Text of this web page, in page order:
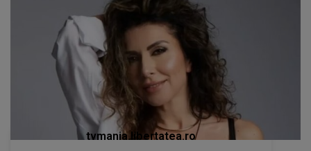
tvmania.libertatea.ro